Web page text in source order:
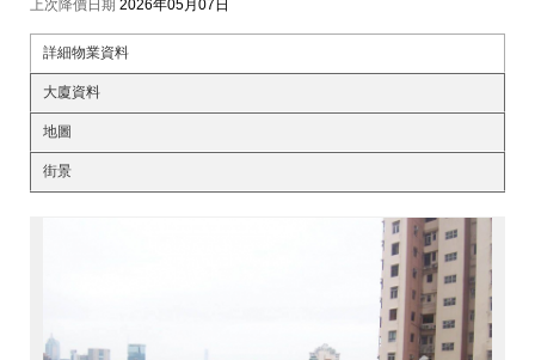
上次降價日期 2026年05月07日
詳細物業資料
大廈資料
地圖
街景